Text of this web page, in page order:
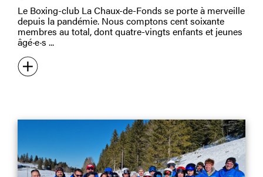
Le Boxing-club La Chaux-de-Fonds se porte à merveille
depuis la pandémie. Nous comptons cent soixante
membres au total, dont quatre-vingts enfants et jeunes
âgé·e·s